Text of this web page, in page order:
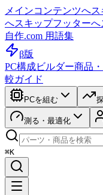
メインコンテンツへ
へスキップフッターへ
自作.com 用語集
β版
PC構成ビルダー商品
較ガイド
PCを組む
測る・最適化
⌘K